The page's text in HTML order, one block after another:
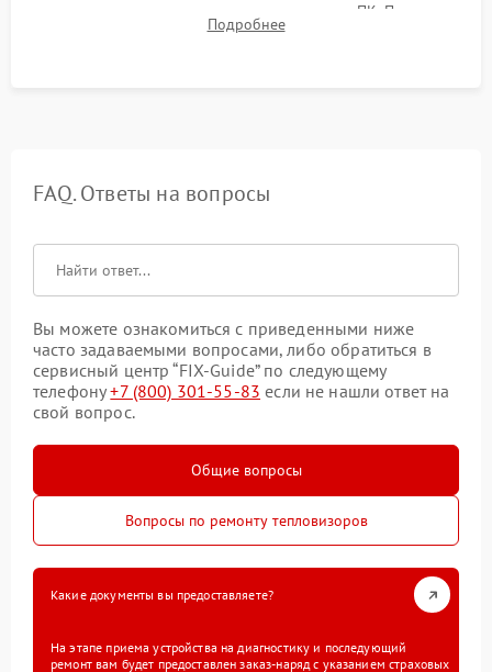
термограмм в память и передачи данных на ПК. Проверка
автономности работы и итоговый контроль качества.
Подробнее
FAQ. Ответы на вопросы
Вы можете ознакомиться с приведенными ниже
часто задаваемыми вопросами, либо обратиться в
сервисный центр “FIX-Guide” по следующему
телефону+7 (800) 301-55-83 если не нашли ответ на
свой вопрос.
Общие вопросы
Вопросы по ремонту тепловизоров
Какие документы вы предоставляете?
На этапе приема устройства на диагностику и последующий
ремонт вам будет предоставлен заказ-наряд с указанием страховых